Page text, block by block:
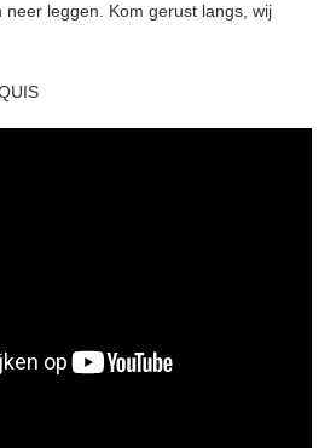
leggen. Kom gerust langs, wij